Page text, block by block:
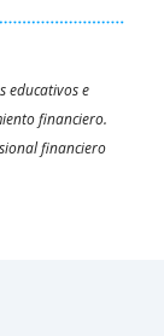
educativos e
financiero.
financiero